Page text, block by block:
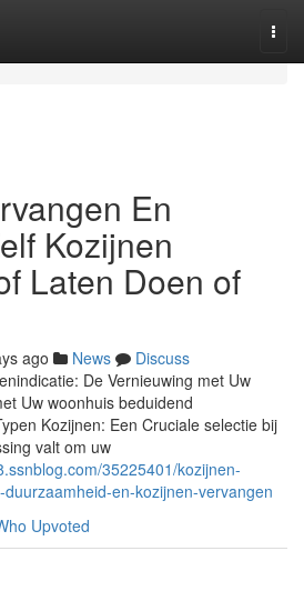
En
Kozijnen
Laten Doen of
ago News
Discuss
De Vernieuwing met Uw
Uw woonhuis beduidend
Kozijnen: Een Cruciale selectie bij
valt om uw
35225401/kozijnen-
en-kozijnen-vervangen
Upvoted